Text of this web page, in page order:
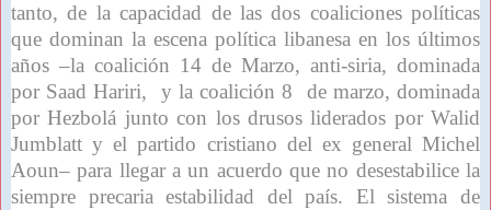
tanto, de la capacidad de las dos coaliciones políticas
que dominan la escena política libanesa en los últimos
años –la coalición 14 de Marzo, anti-siria, dominada
por Saad Hariri, y la coalición 8 de marzo, dominada
por Hezbolá junto con los drusos liderados por Walid
Jumblatt y el partido cristiano del ex general Michel
Aoun– para llegar a un acuerdo que no desestabilice la
siempre precaria estabilidad del país. El sistema de